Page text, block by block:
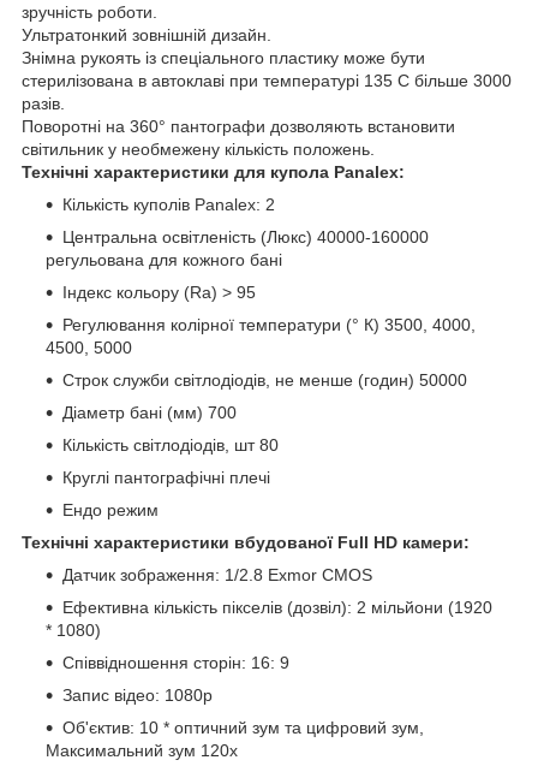
зручність роботи.
Ультратонкий зовнішній дизайн.
Знімна рукоять із спеціального пластику може бути
стерилізована в автоклаві при температурі 135 C більше 3000
разів.
Поворотні на 360° пантографи дозволяють встановити
світильник у необмежену кількість положень.
Технічні характеристики для купола Panalex:
Кількість куполів Panalex: 2
Центральна освітленість (Люкс) 40000-160000
регульована для кожного бані
Індекс кольору (Rа) > 95
Регулювання колірної температури (° К) 3500, 4000,
4500, 5000
Строк служби світлодіодів, не менше (годин) 50000
Діаметр бані (мм) 700
Кількість світлодіодів, шт 80
Круглі пантографічні плечі
Ендо режим
Технічні характеристики вбудованої Full HD камери:
Датчик зображення: 1/2.8 Exmor CMOS
Ефективна кількість пікселів (дозвіл): 2 мільйони (1920
* 1080)
Співвідношення сторін: 16: 9
Запис відео: 1080р
Об'єктив: 10 * оптичний зум та цифровий зум,
Максимальний зум 120х